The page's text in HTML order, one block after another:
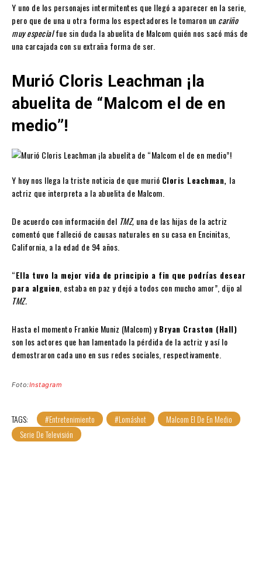
Y uno de los personajes intermitentes que llegó a aparecer en la serie,
pero que de una u otra forma los espectadores le tomaron un cariño
muy especialfue sin duda la abuelita de Malcom quién nos sacó más de
una carcajada con su extraña forma de ser.
Murió Cloris Leachman ¡la
abuelita de “Malcom el de en
medio”!
Y hoy nos llega la triste noticia de que murió Cloris Leachman, la
actriz que interpreta a la abuelita de Malcom.
De acuerdo con información del TMZ, una de las hijas de la actriz
comentó que falleció de causas naturales en su casa en Encinitas,
California, a la edad de 94 años.
“Ella tuvo la mejor vida de principio a fin que podrías desear
para alguien , estaba en paz y dejó a todos con mucho amor”, dijo al
TMZ.
Hasta el momento Frankie Muniz (Malcom) yBryan Craston (Hall)
son los actores que han lamentado la pérdida de la actriz y así lo
demostraron cada uno en sus redes sociales, respectivamente.
Foto:Instagram
TAGS: #Entretenimiento #Lomáshot
Malcom El De En Medio
Serie De Televisión